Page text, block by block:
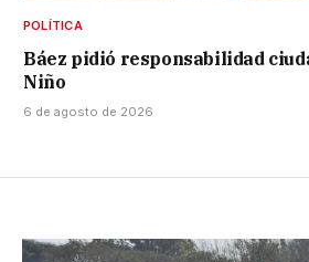
POLÍTICA
Báez pidió responsabilidad
Niño
6 de agosto de 2026